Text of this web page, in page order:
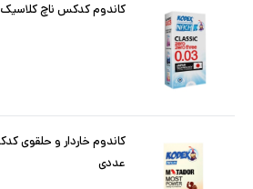
کاندوم کدکس ناچ کلاسیک 0.03 با قطر 30 میکرون
عددی